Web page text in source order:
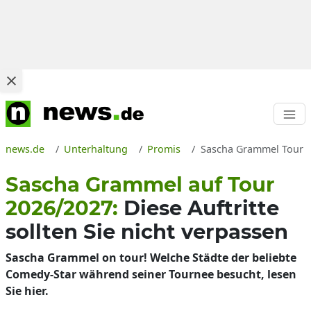
news.de Unterhaltung Promis Sascha Grammel Tour
Sascha Grammel auf Tour
2026/2027: Diese Auftritte
sollten Sie nicht verpassen
Sascha Grammel on tour! Welche Städte der beliebte
Comedy-Star während seiner Tournee besucht, lesen
Sie hier.